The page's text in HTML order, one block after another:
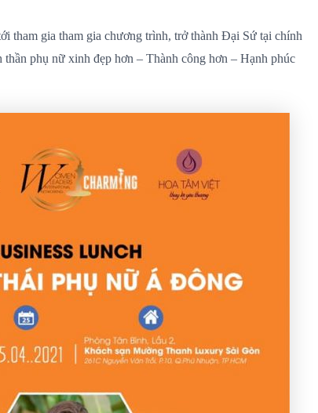
tham gia tham gia chương trình, trở thành Đại Sứ tại chính
thần phụ nữ xinh đẹp hơn – Thành công hơn – Hạnh phúc